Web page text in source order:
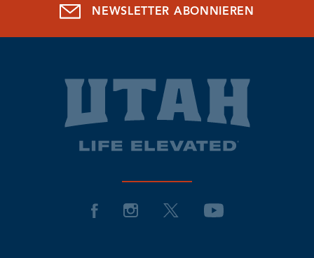
NEWSLETTER ABONNIEREN